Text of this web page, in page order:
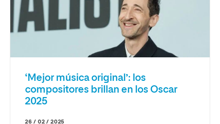
‘Mejor música original’: los
compositores brillan en los Oscar
2025
26 / 02 / 2025